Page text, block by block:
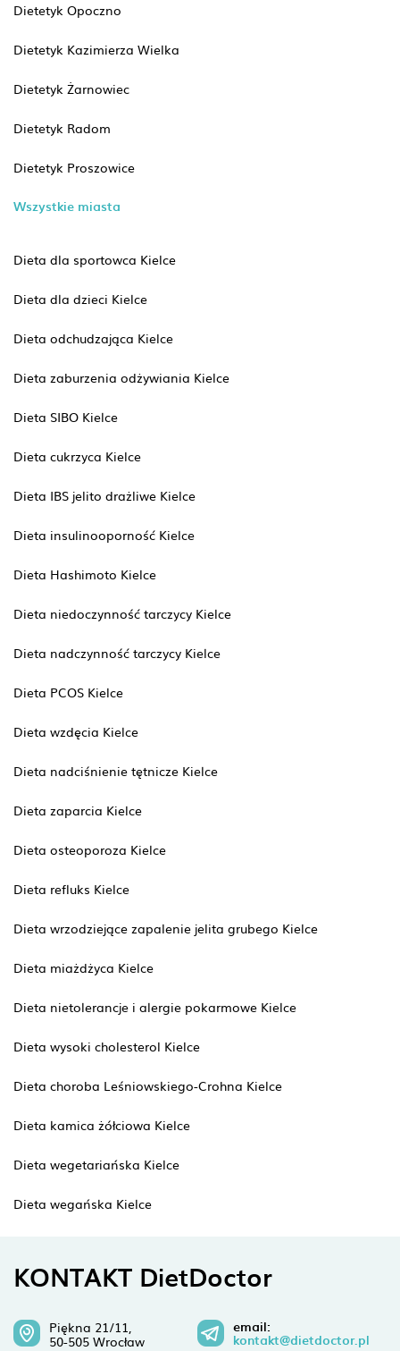
Dietetyk Opoczno
Dietetyk Kazimierza Wielka
Dietetyk Żarnowiec
Dietetyk Radom
Dietetyk Proszowice
Wszystkie miasta
Dieta dla sportowca Kielce
Dieta dla dzieci Kielce
Dieta odchudzająca Kielce
Dieta zaburzenia odżywiania Kielce
Dieta SIBO Kielce
Dieta cukrzyca Kielce
Dieta IBS jelito drażliwe Kielce
Dieta insulinooporność Kielce
Dieta Hashimoto Kielce
Dieta niedoczynność tarczycy Kielce
Dieta nadczynność tarczycy Kielce
Dieta PCOS Kielce
Dieta wzdęcia Kielce
Dieta nadciśnienie tętnicze Kielce
Dieta zaparcia Kielce
Dieta osteoporoza Kielce
Dieta refluks Kielce
Dieta wrzodziejące zapalenie jelita grubego Kielce
Dieta miażdżyca Kielce
Dieta nietolerancje i alergie pokarmowe Kielce
Dieta wysoki cholesterol Kielce
Dieta choroba Leśniowskiego-Crohna Kielce
Dieta kamica żółciowa Kielce
Dieta wegetariańska Kielce
Dieta wegańska Kielce
KONTAKT DietDoctor
Piękna 21/11,
50-505 Wrocław
email:
kontakt@dietdoctor.pl